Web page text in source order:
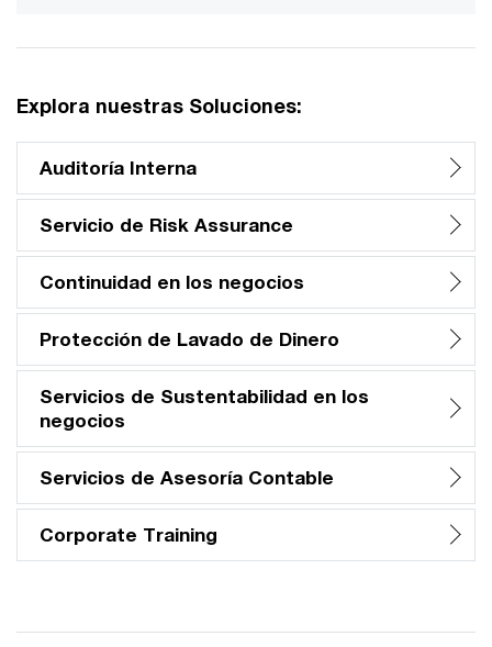
Explora nuestras Soluciones:
Auditoría Interna
Servicio de Risk Assurance
Continuidad en los negocios
Protección de Lavado de Dinero
Servicios de Sustentabilidad en los
negocios
Servicios de Asesoría Contable
Corporate Training